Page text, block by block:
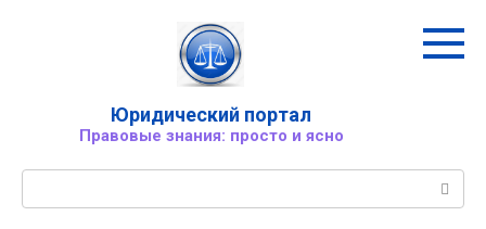
Юридический портал
Правовые знания: просто и ясно